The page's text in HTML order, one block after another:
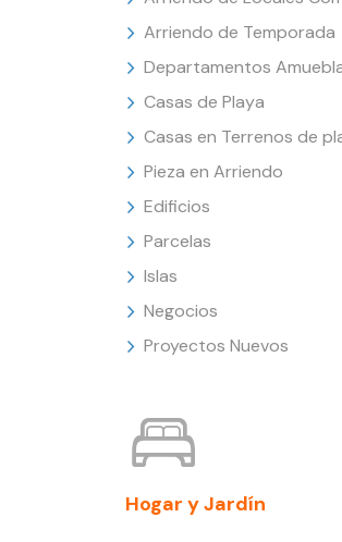
Arriendo de Temporada
Departamentos
Casas de Playa
Casas en Terrenos de
Pieza en Arriendo
Edificios
Parcelas
Islas
Negocios
Proyectos Nuevos
Hogar y Jardín